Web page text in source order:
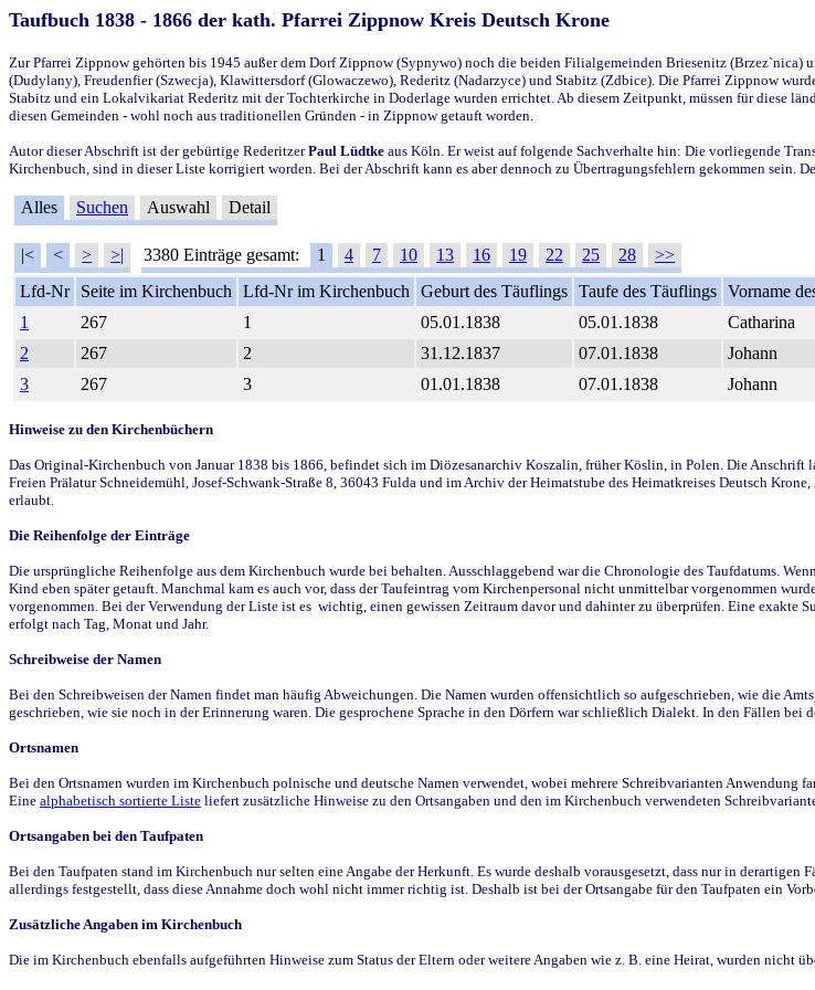
Taufbuch 1838 - 1866 der kath. Pfarrei Zippnow Kreis Deutsch Krone
Zur Pfarrei Zippnow gehörten bis 1945 außer dem Dorf Zippnow (Sypnywo) noch die beiden Filialgemeinden Briesenitz (Brzez`nica)
(Dudylany), Freudenfier (Szwecja), Klawittersdorf (Glowaczewo), Rederitz (Nadarzyce) und Stabitz (Zdbice). Die Pfarrei Zippnow
Stabitz und ein Lokalvikariat Rederitz mit der Tochterkirche in Doderlage wurden errichtet. Ab diesem Zeitpunkt, müssen für diese
diesen Gemeinden - wohl noch aus traditionellen Gründen - in Zippnow getauft worden.
Autor dieser Abschrift ist der gebürtige RederitzerPaul Lüdtke aus Köln. Er weist auf folgende Sachverhalte hin: Die vorliegende
Kirchenbuch, sind in dieser Liste korrigiert worden. Bei der Abschrift kann es aber dennoch zu Übertragungsfehlern gekommen sein.
Alles Suchen Auswahl Detail
|< < > >| 3380 Einträge gesamt: 1 4 7 10 13 16 19 22 25 28
>>
Lfd-Nr
Seite im Kirchenbuch Lfd-Nr im Kirchenbuch Geburt des Täuflings Taufe des Täuflings Vorname
1
267 1 05.01.1838 05.01.1838 Catharina
2
267 2 31.12.1837 07.01.1838 Johann
3
267 3 01.01.1838 07.01.1838 Johann
Hinweise zu den Kirchenbüchern
Das Original-Kirchenbuch von Januar 1838 bis 1866, befindet sich im Diözesanarchiv Koszalin, früher Köslin, in Polen. Die
Freien Prälatur Schneidemühl, Josef-Schwank-Straße 8, 36043 Fulda und im Archiv der Heimatstube des Heimatkreises Deutsch
erlaubt.
Die Reihenfolge der Einträge
Die ursprüngliche Reihenfolge aus dem Kirchenbuch wurde bei behalten. Ausschlaggebend war die Chronologie des Taufdatums.
Kind eben später getauft. Manchmal kam es auch vor, dass der Taufeintrag vom Kirchenpersonal nicht unmittelbar vorgenommen
vorgenommen. Bei der Verwendung der Liste ist es wichtig, einen gewissen Zeitraum davor und dahinter zu überprüfen. Eine exakte
erfolgt nach Tag, Monat und Jahr.
Schreibweise der Namen
Bei den Schreibweisen der Namen findet man häufig Abweichungen. Die Namen wurden offensichtlich so aufgeschrieben, wie die
geschrieben, wie sie noch in der Erinnerung waren. Die gesprochene Sprache in den Dörfern war schließlich Dialekt. In den Fällen
Ortsnamen
Bei den Ortsnamen wurden im Kirchenbuch polnische und deutsche Namen verwendet, wobei mehrere Schreibvarianten Anwendung
Eine alphabetisch sortierte Liste liefert zusätzliche Hinweise zu den Ortsangaben und den im Kirchenbuch verwendeten
Ortsangaben bei den Taufpaten
Bei den Taufpaten stand im Kirchenbuch nur selten eine Angabe der Herkunft. Es wurde deshalb vorausgesetzt, dass nur in
allerdings festgestellt, dass diese Annahme doch wohl nicht immer richtig ist. Deshalb ist bei der Ortsangabe für den Taufpaten ein
Zusätzliche Angaben im Kirchenbuch
Die im Kirchenbuch ebenfalls aufgeführten Hinweise zum Status der Eltern oder weitere Angaben wie z. B. eine Heirat, wurden nicht